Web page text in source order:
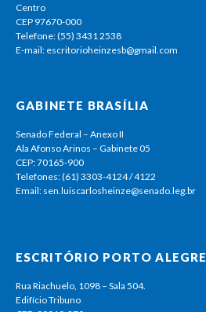
Centro
CEP 97670-000
Telefone: (55) 3431 2538
E-mail: escritorioheinzesb@gmail.com
GABINETE BRASÍLIA
Senado Federal – Anexo II
Ala Afonso Arinos – Gabinete 05
CEP: 70165-900
Telefones: (61) 3303-4124 / 4122
Email: sen.luiscarlosheinze@senado.leg.br
ESCRITÓRIO PORTO ALEGRE
Rua Riachuelo, 1098 – Sala 504.
Edifício Tribuno